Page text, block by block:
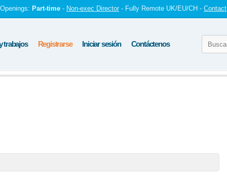
Part-time - Non-exec Director - Fully Remote UK/EU/CH - Contact
trabajos Registrarse Iniciar sesión Contáctenos